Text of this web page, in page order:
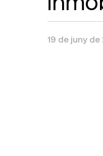
19 de juny de